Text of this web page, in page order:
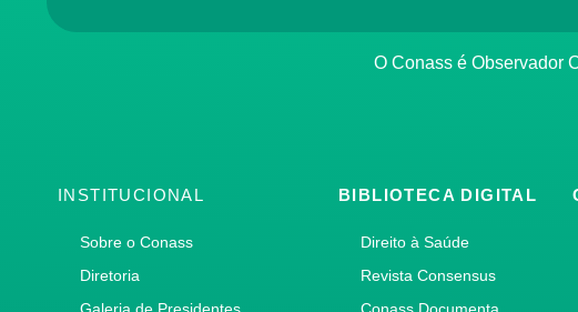
O Conass é
INSTITUCIONAL
Sobre o Conass
Diretoria
Galeria de Presidentes
BIBLIOTECA DIGITAL
Direito à Saúde
Revista Consensus
Conass Documenta